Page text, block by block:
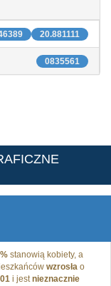
20.881111
0835561
stanowią kobiety, a
wzrosła o
i jestnieznacznie